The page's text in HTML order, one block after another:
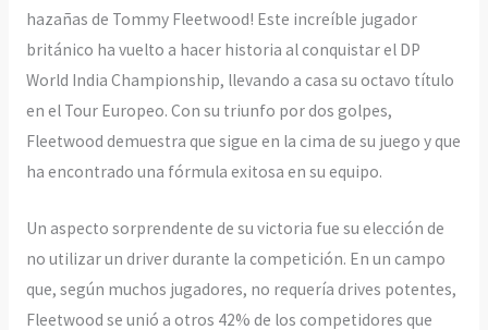
hazañas de Tommy Fleetwood! Este increíble jugador
británico ha vuelto a hacer historia al conquistar el DP
World India Championship, llevando a casa su octavo título
en el Tour Europeo. Con su triunfo por dos golpes,
Fleetwood demuestra que sigue en la cima de su juego y que
ha encontrado una fórmula exitosa en su equipo.
Un aspecto sorprendente de su victoria fue su elección de
no utilizar un driver durante la competición. En un campo
que, según muchos jugadores, no requería drives potentes,
Fleetwood se unió a otros 42% de los competidores que